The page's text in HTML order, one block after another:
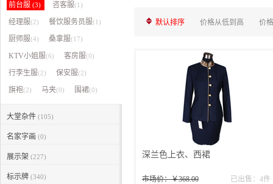
默认排序 价格从低到高 价
深兰色上衣、西裙
已出售：4件
市场价：￥368.00
前台服 (3) 咨客服(1)
经理服(2) 餐饮服务员服(1)
厨师服(4) 桑拿服(17)
KTV小姐服(6) 客房服(0)
行李生服(2) 保安服(2)
旗袍(2) 马夹(0) 围裙(0)
大堂杂件 (105)
名家字画 (0)
展示架 (227)
标示牌 (340)